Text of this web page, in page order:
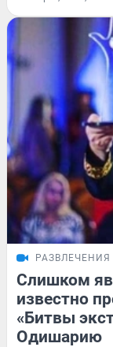
РАЗВЛЕЧЕНИЯ
Слишком
известно
«Битвы
Одишарию